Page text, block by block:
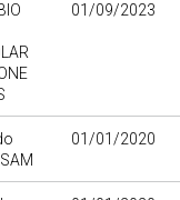
01/09/2023
01/01/2020